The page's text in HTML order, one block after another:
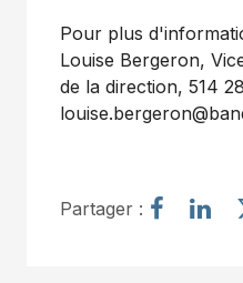
Pour plus
Louise Bergeron,
de la direction, 514
Partager :
P